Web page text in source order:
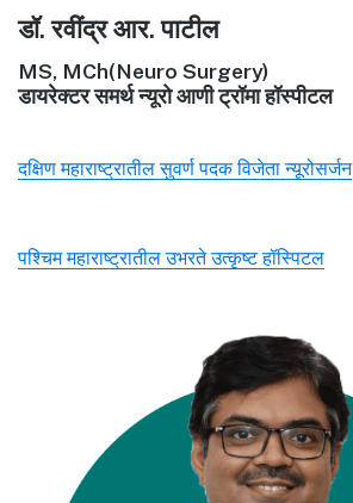
डॉ. रवींद्र आर. पाटील
MS, MCh(Neuro Surgery)
डायरेक्टर समर्थ न्यूरो आणी ट्रॉमा हॉस्पीटल
दक्षिण महाराष्ट्रातील सुवर्ण पदक विजेता न्यूरोसर्जन
पश्चिम महाराष्ट्रातील उभरते उत्कृष्ट हॉस्पिटल